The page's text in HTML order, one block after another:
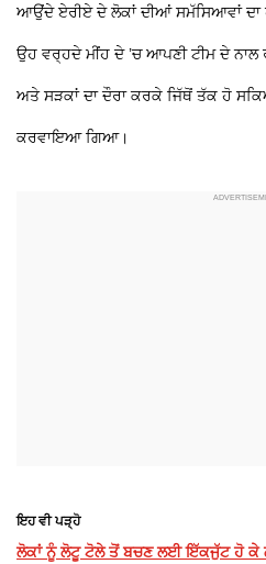
ਆਉਂਦੇ ਏਰੀਏ ਦੇ ਲੋਕਾਂ ਦੀਆਂ ਸਮੱਸਿਆਵਾਂ ਦਾ
ਉਹ ਵਰ੍ਹਦੇ ਮੀਂਹ ਦੇ ’ਚ ਆਪਣੀ ਟੀਮ ਦੇ
ਅਤੇ ਸੜਕਾਂ ਦਾ ਦੌਰਾ ਕਰਕੇ ਜਿੱਥੋਂ ਤੱਕ ਹੋ
ਕਰਵਾਇਆ ਗਿਆ।
ਇਹ ਵੀ ਪੜ੍ਹੋ
ਲੋਕਾਂ ਨੂੰ ਲੋਟੂ ਟੋਲੇ ਤੋਂ ਬਚਣ ਲਈ ਇੱਕਜੁੱਟ ਹੋ ਕੇ